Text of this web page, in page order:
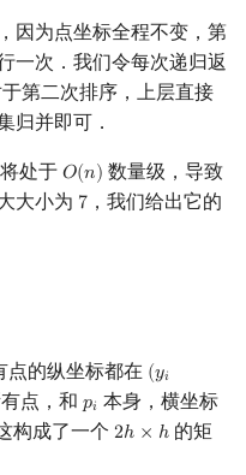
因为点坐标全程不变，第
一次．我们令每次递归返
第二次排序，上层直接
归并即可．
将处于 𝑂(𝑛)
O(n) 数量级，导致
大小为 7
7 ，我们给出它的
点的纵坐标都在 (𝑦𝑖
(yi−
点，和 𝑝𝑖
pi 本身，横坐标
构成了一个 2ℎ × ℎ
2h×h
的矩